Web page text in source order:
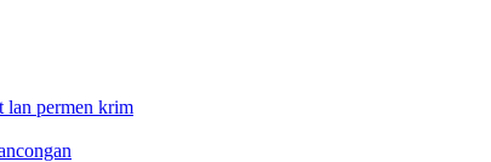
lan permen krim